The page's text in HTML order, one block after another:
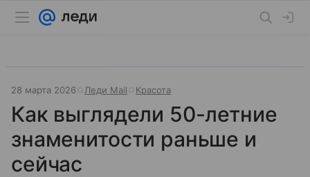
28 марта 2026 Леди Mail Красота
Как выглядели 50-летние
знаменитости раньше и
сейчас